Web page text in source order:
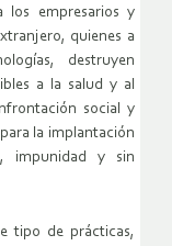
los empresarios y
quienes a
destruyen
a la salud y al
social y
la implantación
impunidad y sin
tipo de prácticas,